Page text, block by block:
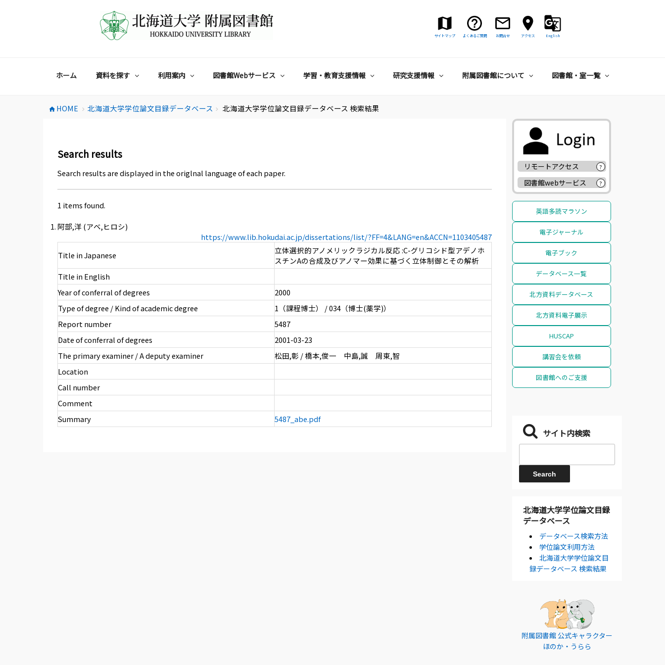
サイトマップ よくあるご質問 お問合せ アクセス English
ホーム 資料を探す 利用案内 図書館Webサービス 学習・教育支援情報 研究支援情報 附属図書館について 図書館・室一覧
home HOME chevron_right 北海道大学学位論文目録データベース chevron_right 北海道大学学位論文目録データベース 検索結果
Search results
Search results are displayed in the origlnal language of each paper.
1 items found.
阿部,洋 (アベ,ヒロシ)
https://www.lib.hokudai.ac.jp/dissertations/list/?FF=4&LANG=en&ACCN=1103405487
Title in Japanese
立体選択的アノメリックラジカル反応 :C-グリコシド型アデノホ
スチンAの合成及びアノマー効果に基づく立体制御とその解析
Title in English
Year of conferral of degrees
2000
Type of degree / Kind of academic degree
1（課程博士） / 034（博士(薬学)）
Report number
5487
Date of conferral of degrees
2001-03-23
The primary examiner / A deputy examiner
松田,彰 / 橋本,俊一 中島,誠 周東,智
Location
Call number
Comment
Summary
5487_abe.pdf
リモートアクセス ?
図書館webサービス ?
英語多読マラソン
電子ジャーナル
電子ブック
データベース一覧
北方資料データベース
北方資料電子展示
HUSCAP
講習会を依頼
図書館へのご支援
サイト内検索
北海道大学学位論文目録
データベース
データベース検索方法
学位論文利用方法
北海道大学学位論文目
録データベース 検索結果
附属図書館 公式キャラクター
ほのか・うらら